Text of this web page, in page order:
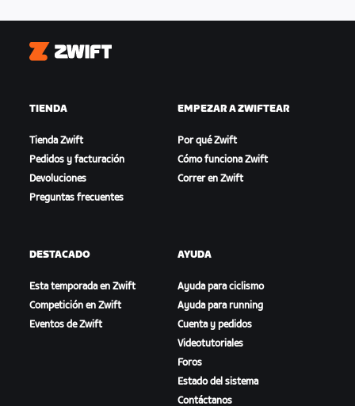
Zwift
TIENDA
Tienda Zwift
Pedidos y facturación
Devoluciones
Preguntas frecuentes
EMPEZAR A ZWIFTEAR
Por qué Zwift
Cómo funciona Zwift
Correr en Zwift
DESTACADO
Esta temporada en Zwift
Competición en Zwift
Eventos de Zwift
AYUDA
Ayuda para ciclismo
Ayuda para running
Cuenta y pedidos
Videotutoriales
Foros
Estado del sistema
Contáctanos